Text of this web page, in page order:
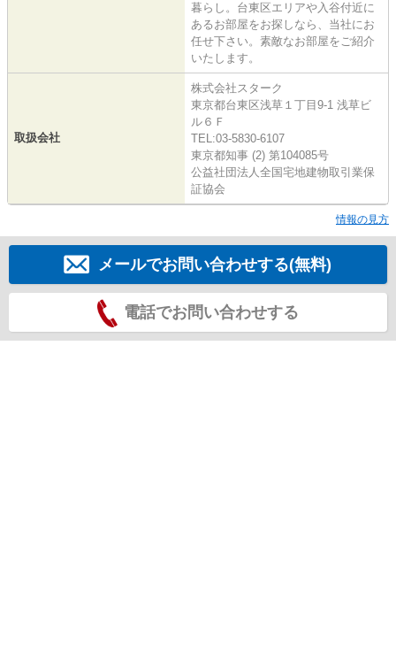
暮らし。台東区エリアや入谷付近に
あるお部屋をお探しなら、当社にお
任せ下さい。素敵なお部屋をご紹介
いたします。
取扱会社
株式会社スターク
東京都台東区浅草１丁目9-1 浅草ビ
ル６Ｆ
TEL:03-5830-6107
東京都知事 (2) 第104085号
公益社団法人全国宅地建物取引業保
証協会
情報の見方
メールでお問い合わせする(無料)
電話でお問い合わせする